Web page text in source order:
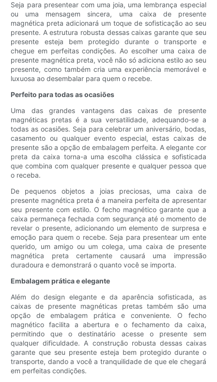
Seja para presentear com uma joia, uma lembrança especial
ou uma mensagem sincera, uma caixa de presente
magnética preta adicionará um toque de sofisticação ao seu
presente. A estrutura robusta dessas caixas garante que seu
presente esteja bem protegido durante o transporte e
chegue em perfeitas condições. Ao escolher uma caixa de
presente magnética preta, você não só adiciona estilo ao seu
presente, como também cria uma experiência memorável e
luxuosa ao desembalar para quem o recebe.
Perfeito para todas as ocasiões
Uma das grandes vantagens das caixas de presente
magnéticas pretas é a sua versatilidade, adequando-se a
todas as ocasiões. Seja para celebrar um aniversário, bodas,
casamento ou qualquer evento especial, estas caixas de
presente são a opção de embalagem perfeita. A elegante cor
preta da caixa torna-a uma escolha clássica e sofisticada
que combina com qualquer presente e qualquer pessoa que
o receba.
De pequenos objetos a joias preciosas, uma caixa de
presente magnética preta é a maneira perfeita de apresentar
seu presente com estilo. O fecho magnético garante que a
caixa permaneça fechada com segurança até o momento de
revelar o presente, adicionando um elemento de surpresa e
emoção para quem o recebe. Seja para presentear um ente
querido, um amigo ou um colega, uma caixa de presente
magnética preta certamente causará uma impressão
duradoura e demonstrará o quanto você se importa.
Embalagem prática e elegante
Além do design elegante e da aparência sofisticada, as
caixas de presente magnéticas pretas também são uma
opção de embalagem prática e conveniente. O fecho
magnético facilita a abertura e o fechamento da caixa,
permitindo que o destinatário acesse o presente sem
qualquer dificuldade. A construção robusta dessas caixas
garante que seu presente esteja bem protegido durante o
transporte, dando a você a tranquilidade de que ele chegará
em perfeitas condições.